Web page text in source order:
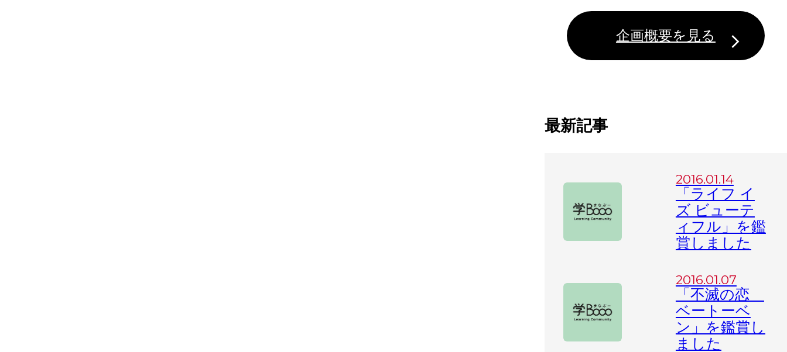
企画概要を見る
最新記事
2016.01.14
「ライフ イ
ズ ビューテ
ィフル」を鑑
賞しました
2016.01.07
「不滅の恋
ベートーベ
ン」を鑑賞し
ました